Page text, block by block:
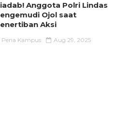
Anggota Polri Lindas
Ojol saat
Aksi
Pena Kampus Aug 29, 2025